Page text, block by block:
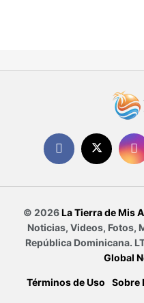
© 2026La Tierra de Mis
Noticias, Videos, Fotos,
República Dominicana.
Global
Términos de Uso Sobre